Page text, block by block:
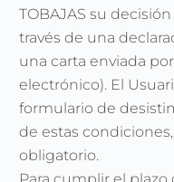
TOBAJAS su
través de una
una carta enviada
electrónico). El
formulario de
de estas
obligatorio.